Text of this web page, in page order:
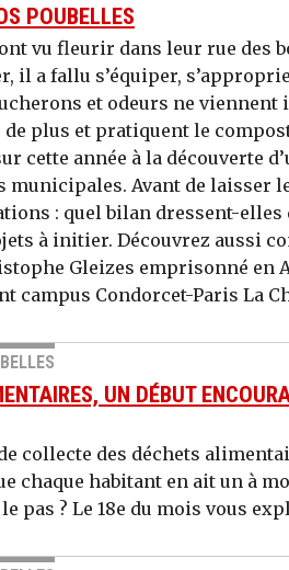
POUBELLES
vu fleurir dans leur rue des
il a fallu s’équiper,
et odeurs ne viennent
plus et pratiquent le
cette année à la découverte
municipales. Avant de laisser
: quel bilan dressent-elles
à initier. Découvrez aussi
Gleizes emprisonné en
campus Condorcet-Paris La
UN DÉBUT
collecte des déchets
chaque habitant en ait un à
pas ? Le 18e du mois vous